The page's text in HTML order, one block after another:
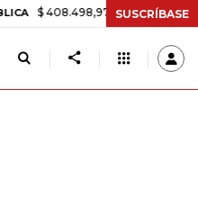
$ 408.498,97 +$ 8.753,81 +2,19%
SUSCRÍBASE